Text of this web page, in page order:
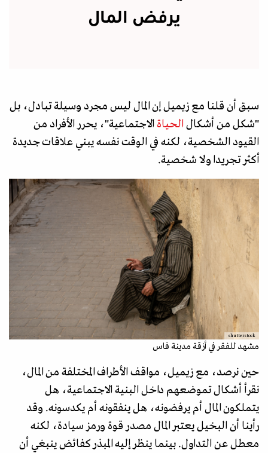
يرفض المال
سبق أن قلنا مع زيميل إن المال ليس مجرد وسيلة تبادل، بل
"شكل من أشكال الحياة الاجتماعية"، يحرر الأفراد من
القيود الشخصية، لكنه في الوقت نفسه يبني علاقات جديدة
أكثر تجريدا ولا شخصية.
shutterstock
مشهد للفقر في أزقة مدينة فاس
حين نرصد، مع زيميل، مواقف الأطراف المختلفة من المال،
نقرأ أشكال تموضعهم داخل البنية الاجتماعية، هل
يتملكون المال أم يرفضونه، هل ينفقونه أم يكدسونه. وقد
رأينا أن البخيل يعتبر المال مصدر قوة ورمز سيادة، لكنه
معطل عن التداول. بينما ينظر إليه المبذر كفائض ينبغي أن